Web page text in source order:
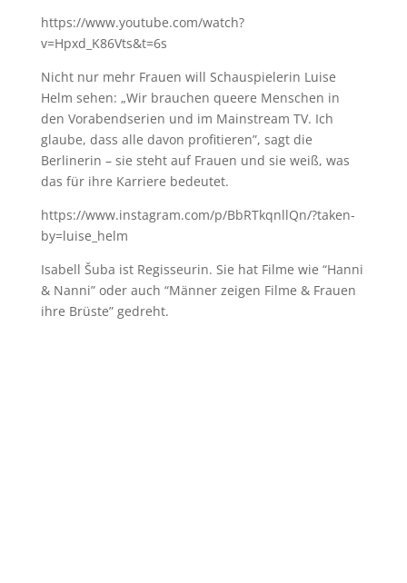
https://www.youtube.com/watch?
v=Hpxd_K86Vts&t=6s
Nicht nur mehr Frauen will Schauspielerin Luise
Helm sehen: „Wir brauchen queere Menschen in
den Vorabendserien und im Mainstream TV. Ich
glaube, dass alle davon profitieren”, sagt die
Berlinerin – sie steht auf Frauen und sie weiß, was
das für ihre Karriere bedeutet.
https://www.instagram.com/p/BbRTkqnllQn/?taken-
by=luise_helm
Isabell Šuba ist Regisseurin. Sie hat Filme wie “Hanni
& Nanni” oder auch “Männer zeigen Filme & Frauen
ihre Brüste” gedreht.